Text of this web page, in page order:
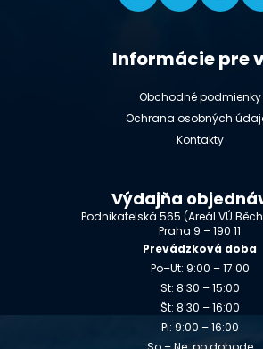
Informácie pre
Obchodné podmienky
Ochrana osobných
Kontakty
Výdajňa
Podnikatelská 565 (Areál VÚ
Praha 9 – 190 11
Prevádzková doba
Po–Ut: 9:00 – 17:00
St: 8:30 – 15:00
Št: 8:30 – 16:00
Pi: 9:00 – 16:00